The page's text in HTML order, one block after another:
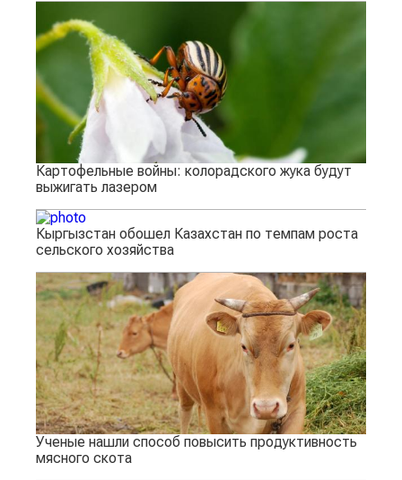
Картофельные войны: колорадского жука будут
выжигать лазером
Кыргызстан обошел Казахстан по темпам роста
сельского хозяйства
Ученые нашли способ повысить продуктивность
мясного скота